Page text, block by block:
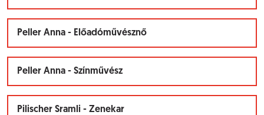
Peller Anna - Előadóművésznő
Peller Anna - Színművész
Pilischer Sramli - Zenekar